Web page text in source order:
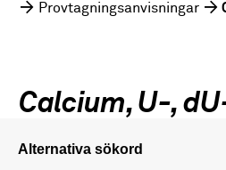
Provtagningsanvisningar
Calcium, U-,
Alternativa sökord